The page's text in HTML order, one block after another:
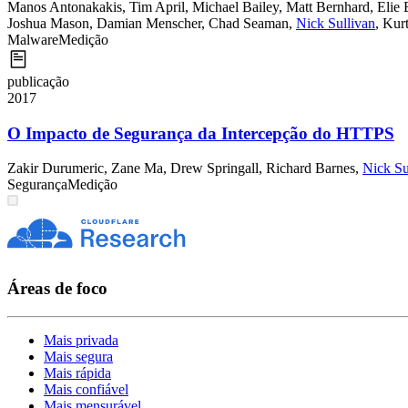
Manos Antonakakis, Tim April, Michael Bailey, Matt Bernhard, Elie
Joshua Mason, Damian Menscher, Chad Seaman, Nick Sullivan,
MalwareMedição
publicação
2017
O Impacto de Segurança da Intercepção do HTTPS
Zakir Durumeric, Zane Ma, Drew Springall, Richard Barnes, Nick
SegurançaMedição
Áreas de foco
Mais privada
Mais segura
Mais rápida
Mais confiável